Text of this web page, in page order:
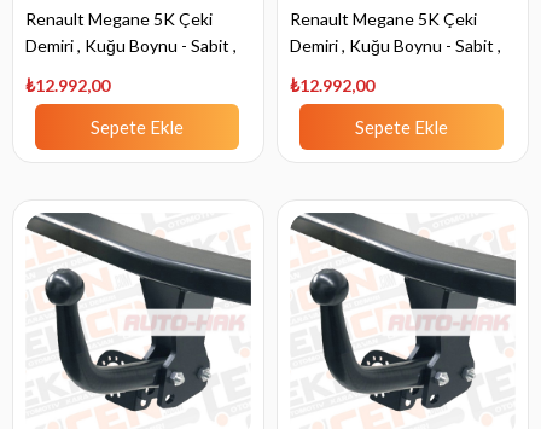
Renault Megane 5K Çeki
Demiri , Kuğu Boynu - Sabit ,
₺12.992,00
Sepete Ekle
Renault Megane 5K Çeki
Demiri , Kuğu Boynu - Sabit ,
₺12.992,00
Sepete Ekle